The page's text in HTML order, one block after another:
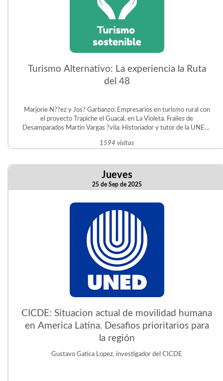
Turismo Alternativo: La experiencia la Ruta
del 48
Marjorie N??ez y Jos? Garbanzo: Empresarios en turismo rural con
el proyecto Trapiche el Guacal, en La Violeta. Frailes de
Desamparados Martin Vargas ?vila: Historiador y tutor de la UNED.
1594 visitas
Jueves
25 de Sep de 2025
CICDE: Situacion actual de movilidad humana
en America Latina. Desafios prioritarios para
la región
Gustavo Gatica Lopez, investigador del CICDE